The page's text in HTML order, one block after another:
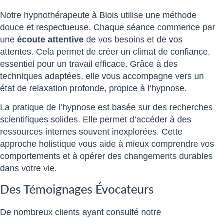
Notre hypnothérapeute à Blois utilise une méthode
douce et respectueuse. Chaque séance commence par
une écoute attentive de vos besoins et de vos
attentes. Cela permet de créer un climat de confiance,
essentiel pour un travail efficace. Grâce à des
techniques adaptées, elle vous accompagne vers un
état de relaxation profonde, propice à l’hypnose.
La pratique de l’hypnose est basée sur des recherches
scientifiques solides. Elle permet d’accéder à des
ressources internes souvent inexplorées. Cette
approche holistique vous aide à mieux comprendre vos
comportements et à opérer des changements durables
dans votre vie.
Des Témoignages Évocateurs
De nombreux clients ayant consulté notre